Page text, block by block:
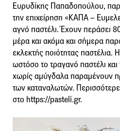
Ευρυδίκης Παπαδοπούλου,
την επιχείρηση «ΚΑΠΑ –
αγνό παστέλι. Έχουν περάσει
μέρα και ακόμα και σήμερα
εκλεκτής ποιότητας παστέλια.
ωστόσο το τραγανό παστέλι και
χωρίς αμύγδαλα παραμένουν
των καταναλωτών.
στο https://pasteli.gr.